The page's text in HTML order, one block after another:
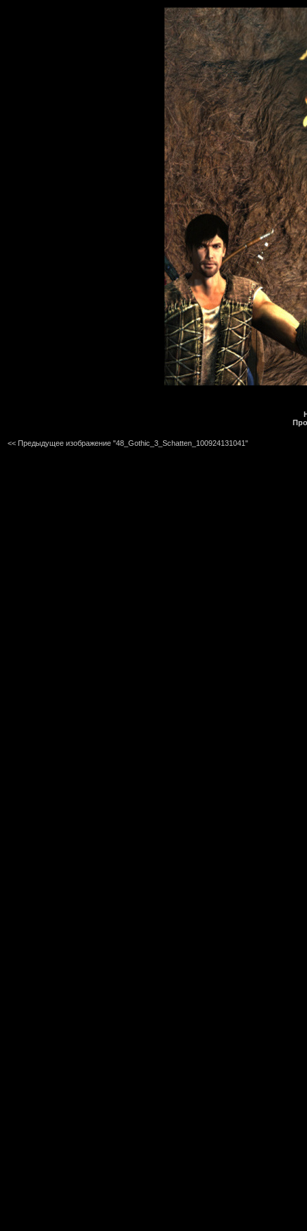
<< Предыдущее изображение "48_Gothic_3_Schatten_100924131041"